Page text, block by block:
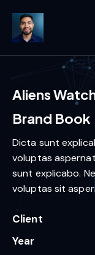
Aliens
Brand Book
Dicta sunt
voluptas
sunt explicabo.
voluptas sit
Client
Year